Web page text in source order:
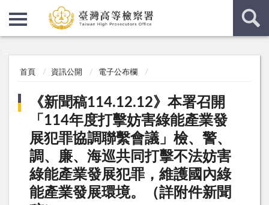
首頁 資訊公開 電子公布欄
《新聞稿114.12.12》本署召開
「114年度打擊妨害綠能產業發
展犯罪協調聯繫會議」檢、警、
調、廉、海巡共同打擊不法妨害
綠能產業發展犯罪，維護國內綠
能產業發展環境。（詳附件新聞